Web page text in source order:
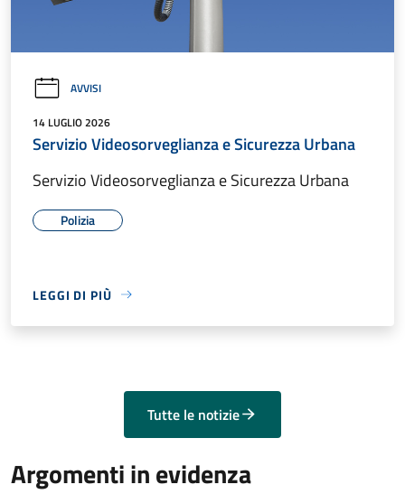
AVVISI
14 LUGLIO 2026
Servizio Videosorveglianza e Sicurezza Urbana
Servizio Videosorveglianza e Sicurezza Urbana
Polizia
LEGGI DI PIÙ
Tutte le notizie
Argomenti in evidenza